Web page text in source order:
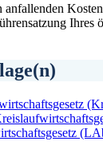
anfallenden
Ihres